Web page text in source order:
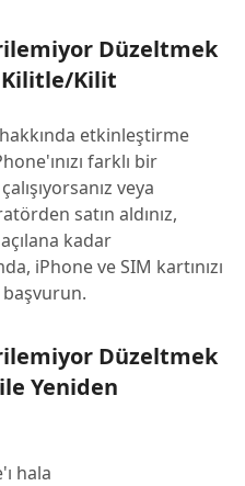
Düzeltmek
Kilitle/Kilit
etkinleştirme
farklı bir
veya
satın aldınız,
kadar
iPhone ve SIM kartınızı
Düzeltmek
Yeniden
hala